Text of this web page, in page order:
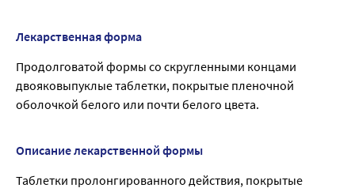
Лекарственная форма
Продолговатой формы со скругленными концами
двояковыпуклые таблетки, покрытые пленочной
оболочкой белого или почти белого цвета.
Описание лекарственной формы
Таблетки пролонгированного действия, покрытые